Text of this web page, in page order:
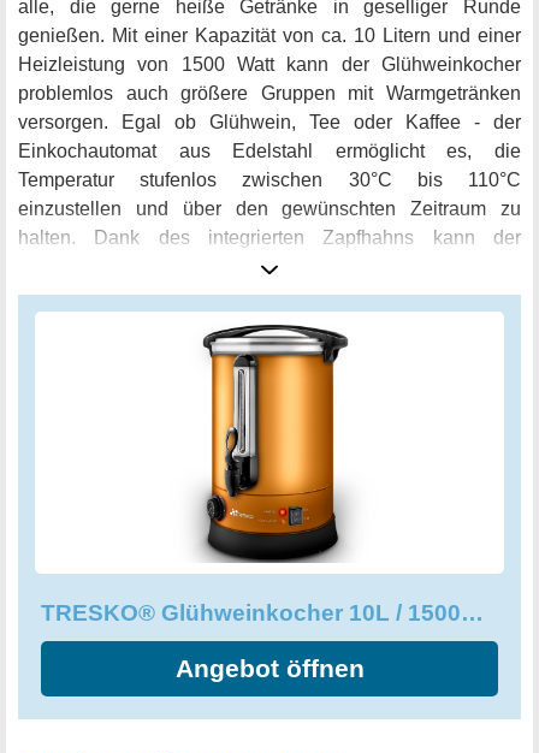
alle, die gerne heiße Getränke in geselliger Runde
genießen. Mit einer Kapazität von ca. 10 Litern und einer
Heizleistung von 1500 Watt kann der Glühweinkocher
problemlos auch größere Gruppen mit Warmgetränken
versorgen. Egal ob Glühwein, Tee oder Kaffee - der
Einkochautomat aus Edelstahl ermöglicht es, die
Temperatur stufenlos zwischen 30°C bis 110°C
einzustellen und über den gewünschten Zeitraum zu
halten. Dank des integrierten Zapfhahns kann der
Glühweinkocher auch im Dauerbetrieb bequem genutzt
werden. Die Aufkoch- und Warmhaltefunktion sorgt dafür,
dass bis zu 10 Liter Glühwein immer perfekt temperiert
sind. Die Füllstandsanzeige erlaubt ein zuverlässiges
Ablesen der vorhandenen Restmenge und der Deckel
schützt vor Hitze und erlaubt ein bequemes Tragen des
Einkochautomates. Der TRESKO® Glühweinkocher ist
aus hochwertigem Edelstahl gefertigt und daher
geschmacksneutral. Ein Thermostat und
Überhitzungsschutz sorgen für maximale Sicherheit beim
Gebrauch. Durch seinen Durchmesser von ca. Ø 22 cm
Heißgetränkeautomat auch genügend Platz auf kleineren
Tischen. Machen Sie jede Feier zu einem besonderen
Ereignis mit dem TRESKO® Glühweinkocher - dem
unverzichtbaren Must-Have für alle, die warme Getränke in
TRESKO® Glühweinkocher 10L / 1500W Einkochautomat aus Edelstahl
Angebot öffnen